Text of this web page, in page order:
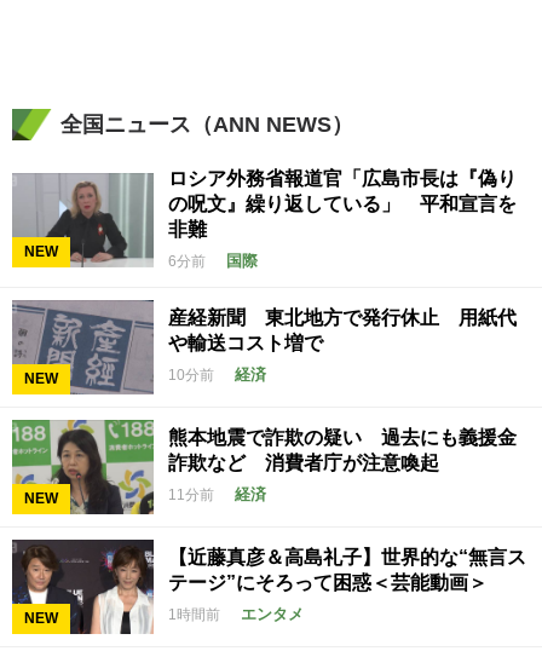
全国ニュース（ANN NEWS）
NEW
ロシア外務省報道官「広島市長は『偽り
の呪文』繰り返している」 平和宣言を
非難
6分前 国際
NEW
産経新聞 東北地方で発行休止 用紙代
や輸送コスト増で
10分前 経済
NEW
熊本地震で詐欺の疑い 過去にも義援金
詐欺など 消費者庁が注意喚起
11分前 経済
NEW
【近藤真彦＆高島礼子】世界的な“無言ス
テージ”にそろって困惑＜芸能動画＞
1時間前 エンタメ